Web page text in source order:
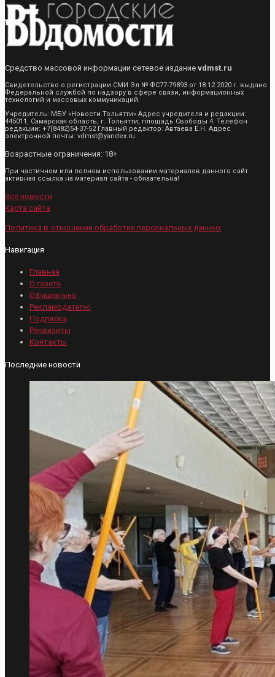
Средство массовой информации сетевое издание vdmst.ru
Свидетельство о регистрации СМИ Эл № ФС77-79893 от 18.12.2020 г. выдано
Федеральной службой по надзору в сфере связи, информационных
технологий и массовых коммуникаций.
Учредитель: МБУ «Новости Тольятти» Адрес учредителя и редакции:
445011, Самарская область, г. Тольятти, площадь Свободы 4. Телефон
редакции: +7(8482)54-37-52 Главный редактор: Автаева Е.Н. Адрес
электронной почты: vdmst@yandex.ru
Возрастные ограничения: 18+
При частичном или полном использовании материалов данного сайт
активная ссылка на материал сайта - обязательна!
Все новости
Карта сайта
Политика в отношении обработки персональных данных
Навигация
Главная
О газете
Официально
Рекламодателю
Подписка
Реквизиты
Контакты
Последние новости